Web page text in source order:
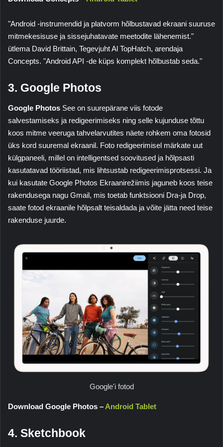
"Android -instrumendid ja platvorm hõlbustavad ekraani suuruse
mitmekesisuse ja sissejuhatavate meetodite lähenemist."
ütlema David Brittain, Tegevjuht Al TopHatch, arendaja
Concepts. "Android API -de küps komplekt hõlbustab seda."
3. Google Photos
Google Photos See on suurepärane viis fotode
salvestamiseks ja redigeerimiseks ning selle kujunduse tõttu
koos mitme veeruga tahvelarvutites näete rohkem oma fotosid
üks kord suuremal ekraanil. Foto redigeerimisel märkate uut
külgpaneeli, millel on intelligentsed soovitused ja hõlpsasti
kasutatavad tööriistad, mis lihtsustab redigeerimisprotsessi. Ja
kui kasutate Google Photos Ekraanirežiimis jaguneb koos teise
rakendusega nagu Gmail, mis toetab funktsiooni Dra-ja Drop,
saate fotod ekraanile hõlpsalt teisaldada ja võite jätta need teise
rakenduse juurde.
Google'i fotod
Download Google Photos – Android Tablet
4. Sketchbook